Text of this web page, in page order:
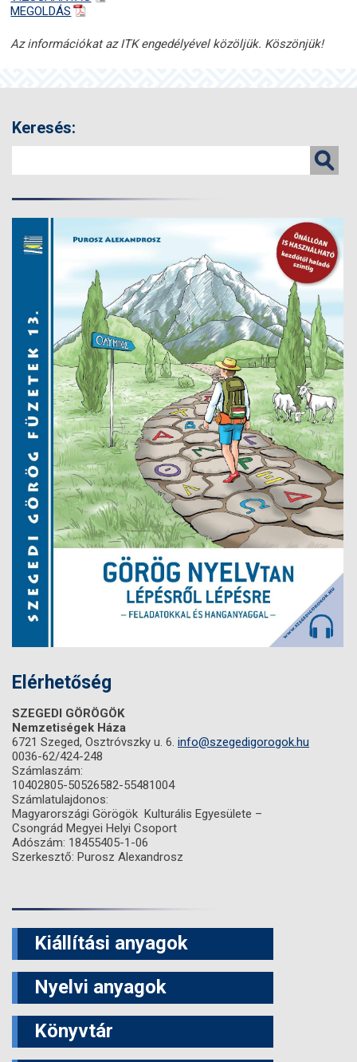
MEGOLDÁS
Az információkat az ITK engedélyével közöljük. Köszönjük!
Keresés:
Elérhetőség
SZEGEDI GÖRÖGÖK
Nemzetiségek Háza
6721 Szeged, Osztróvszky u. 6. info@szegedigorogok.hu
0036-62/424-248
Számlaszám:
10402805-50526582-55481004
Számlatulajdonos:
Magyarországi Görögök Kulturális Egyesülete –
Csongrád Megyei Helyi Csoport
Adószám: 18455405-1-06
Szerkesztő: Purosz Alexandrosz
Kiállítási anyagok
Nyelvi anyagok
Könyvtár